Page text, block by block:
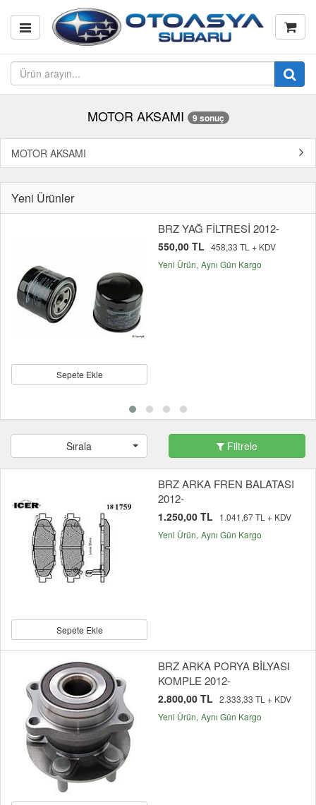
MOTOR AKSAMI 9 sonuç
MOTOR AKSAMI
Yeni Ürünler
Sepete Ekle
BRZ YAĞ FİLTRESİ 2012-
550,00 TL 458,33 TL + KDV
Yeni Ürün Aynı Gün Kargo
Sırala Filtrele
Sepete Ekle
BRZ ARKA FREN BALATASI
2012-
1.250,00 TL
1.041,67 TL + KDV
Yeni Ürün Aynı Gün Kargo
BRZ ARKA PORYA BİLYASI
KOMPLE 2012-
2.800,00 TL 2.333,33 TL + KDV
Yeni Ürün Aynı Gün Kargo